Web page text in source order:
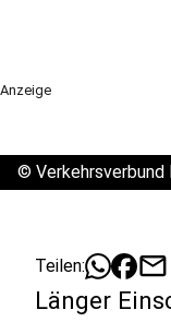
Anzeige
© Verkehrsverbund
Teilen: mail
Länger